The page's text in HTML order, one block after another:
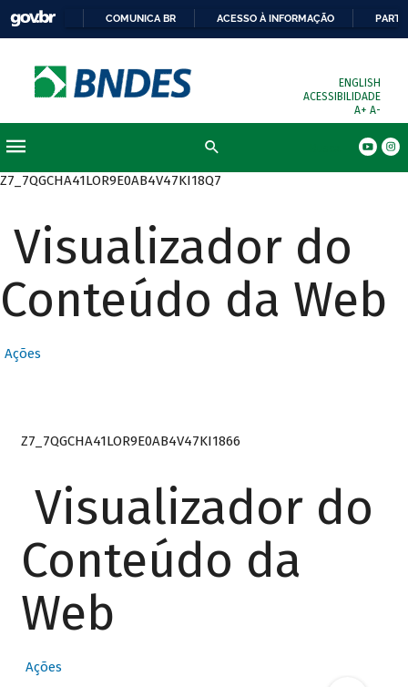
COMUNICA BR ACESSO À INFORMAÇÃO
ENGLISH
ACESSIBILIDADE
A+ A-
Z7_7QGCHA41LOR9E0AB4V47KI18Q7
Visualizador do
Conteúdo da Web
Ações
Z7_7QGCHA41LOR9E0AB4V47KI1866
Visualizador do
Conteúdo da
Web
Ações